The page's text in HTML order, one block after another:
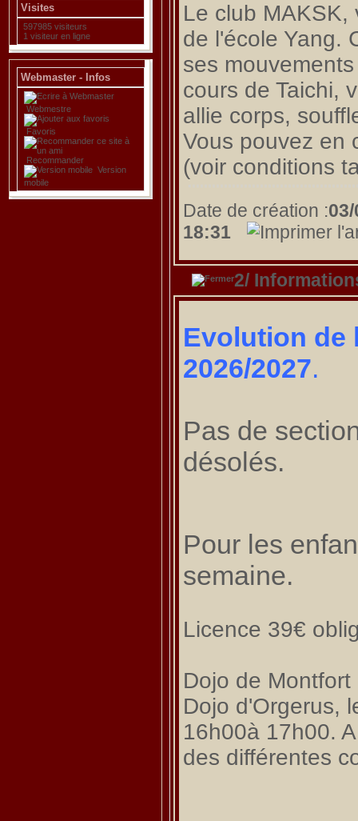
Visites
597985 visiteurs
1 visiteur en ligne
Webmaster - Infos
Webmestre
Favoris
Recommander
Version
mobile
Le club MAKSK,
de l'école Yang.
ses
cours de Taichi,
allie corps,
Vous pouvez en
(voir conditions
Date de création :
18:31
2/
Evolution de
2026/2027.
Pas de
désolés.
Pour les
semaine.
Licence 39€
Dojo de
Dojo d'Orgerus,
16h00à 17h00.
des différentes